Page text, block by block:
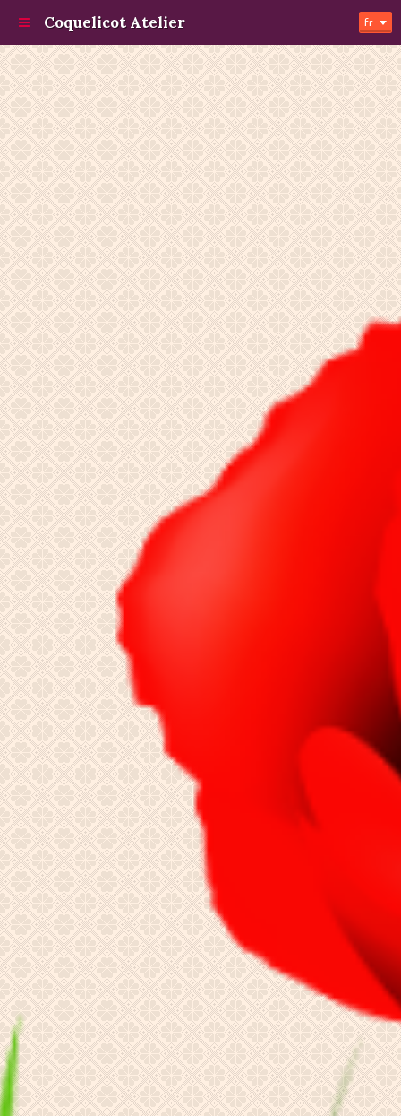
Coquelicot Atelier fr